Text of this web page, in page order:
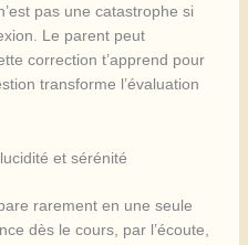
pas une catastrophe si
Le parent peut
correction t’apprend pour
transforme l’évaluation
et sérénité
rarement en une seule
dès le cours, par l’écoute,